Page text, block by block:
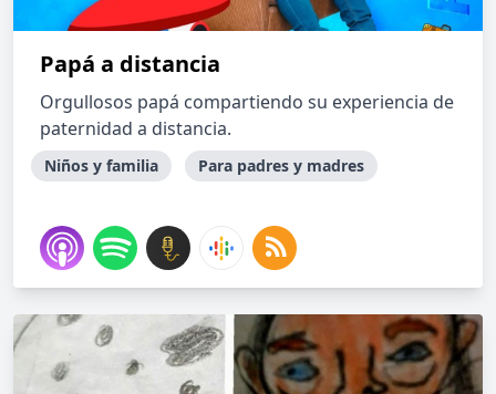
Papá a distancia
Orgullosos papá compartiendo su experiencia de
paternidad a distancia.
Niños y familia Para padres y madres